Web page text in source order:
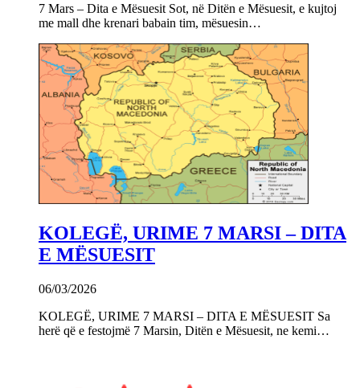
7 Mars – Dita e Mësuesit Sot, në Ditën e Mësuesit, e kujtoj
me mall dhe krenari babain tim, mësuesin…
KOLEGË, URIME 7 MARSI – DITA
E MËSUESIT
06/03/2026
KOLEGË, URIME 7 MARSI – DITA E MËSUESIT Sa
herë që e festojmë 7 Marsin, Ditën e Mësuesit, ne kemi…